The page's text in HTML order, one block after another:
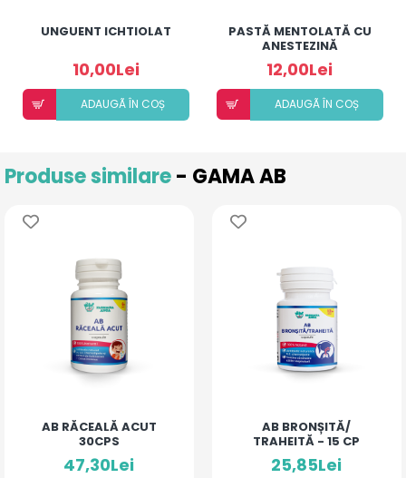
UNGUENT ICHTIOLAT
10,00Lei
ADAUGÃ ÎN COȘ
PASTĂ MENTOLATĂ CU
ANESTEZINĂ
12,00Lei
ADAUGÃ ÎN COȘ
Produse similare- GAMA AB
AB RĂCEALĂ ACUT
30CPS
47,30Lei
AB BRONȘITĂ/
TRAHEITĂ - 15 CP
25,85Lei